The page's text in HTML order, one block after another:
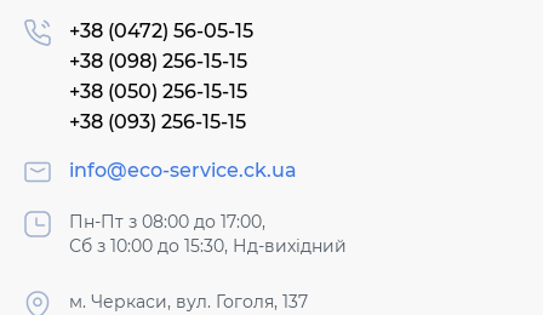
+38 (0472) 56-05-15
+38 (098) 256-15-15
+38 (050) 256-15-15
+38 (093) 256-15-15
info@eco-service.ck.ua
Пн-Пт з 08:00 до 17:00,
Сб з 10:00 до 15:30, Нд-вихідний
м. Черкаси, вул. Гоголя, 137